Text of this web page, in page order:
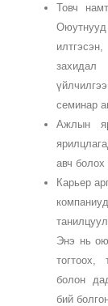
Товч
семинар
Ажлын
авч болох
Карьер
Энэ нь
болон
бий